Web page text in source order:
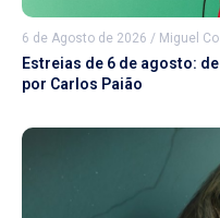
6 de Agosto de 2026 / Miguel
Estreias de 6 de agosto:
por Carlos Paião